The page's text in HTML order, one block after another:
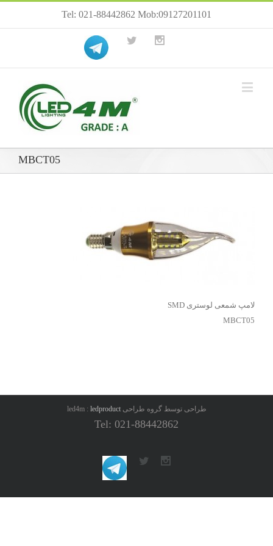
Tel: 021-88442862 Mob:09127201101
MBCT05
لامپ شمعی لوستری SMD
MBCT05
طراحی توسط گروه طراحی led4m :ledproduct
Tel: 021-88442862